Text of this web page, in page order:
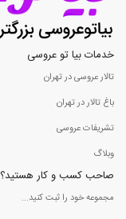
خدمات بیا تو عروسی
تالار عروسی در تهران
باغ تالار در تهران
تشریفات عروسی
وبلاگ
صاحب کسب و کار هستید؟
مجموعه خود را ثبت کنید...